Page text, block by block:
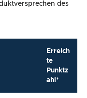
des
Erreich
te
Punktz
ahl*